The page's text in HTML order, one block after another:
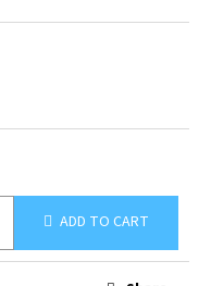
ADD TO CART